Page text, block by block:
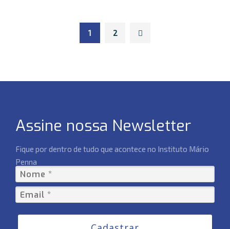
1 2
Assine nossa Newsletter
Fique por dentro de tudo que acontece no Instituto Mário
Penna